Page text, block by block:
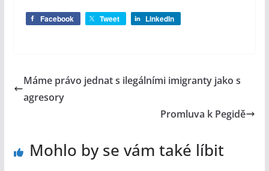
Facebook Tweet LinkedIn
Máme právo jednat s ilegálními imigranty jako s
agresory
Promluva k Pegidě
Mohlo by se vám také líbit